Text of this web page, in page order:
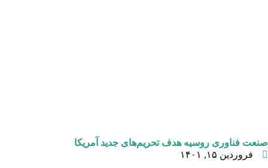
صنعت فناوری روسیه هدف تحریم‌های جدید آمریکا
فروردین ۱۵, ۱۴۰۱